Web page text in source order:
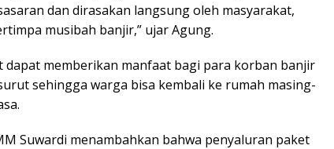
dan dirasakan langsung oleh masyarakat,
musibah banjir,” ujar Agung.
memberikan manfaat bagi para korban banjir
sehingga warga bisa kembali ke rumah masing-
Suwardi menambahkan bahwa penyaluran paket